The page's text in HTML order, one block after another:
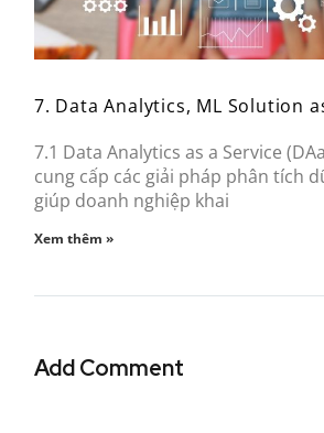
7. Data Analytics, ML Solution
7.1 Data Analytics as a Service
cung cấp các giải pháp phân tích
giúp doanh nghiệp khai
Xem thêm »
Add Comment